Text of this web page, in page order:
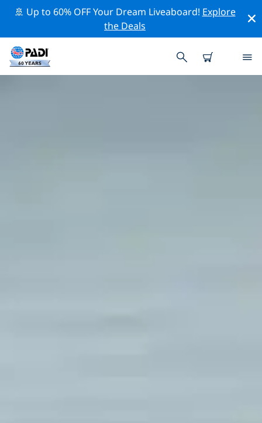
🚢 Up to 60% OFF Your Dream Liveaboard! Explore
the Deals